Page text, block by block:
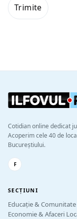
Cotidian online dedicat
Acoperim cele 40 de
Bucureștiului.
F
SECȚIUNI
Educație & Comunitate
Economie & Afaceri